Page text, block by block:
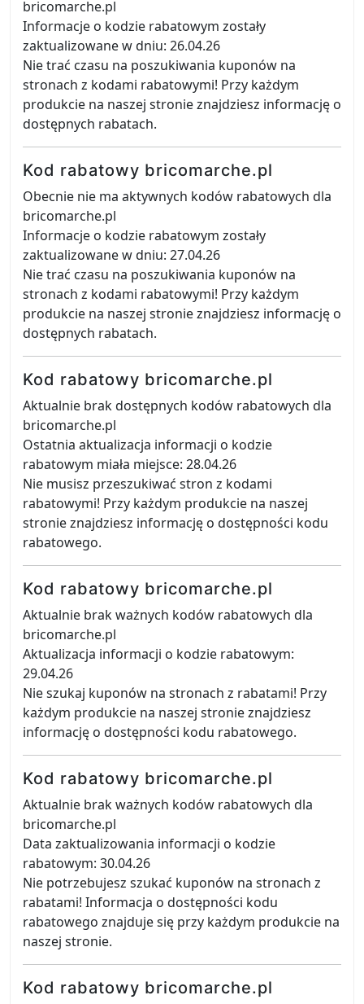
bricomarche.pl
Informacje o kodzie rabatowym zostały
zaktualizowane w dniu: 26.04.26
Nie trać czasu na poszukiwania kuponów na
stronach z kodami rabatowymi! Przy każdym
produkcie na naszej stronie znajdziesz informację o
dostępnych rabatach.
Kod rabatowy bricomarche.pl
Obecnie nie ma aktywnych kodów rabatowych dla
bricomarche.pl
Informacje o kodzie rabatowym zostały
zaktualizowane w dniu: 27.04.26
Nie trać czasu na poszukiwania kuponów na
stronach z kodami rabatowymi! Przy każdym
produkcie na naszej stronie znajdziesz informację o
dostępnych rabatach.
Kod rabatowy bricomarche.pl
Aktualnie brak dostępnych kodów rabatowych dla
bricomarche.pl
Ostatnia aktualizacja informacji o kodzie
rabatowym miała miejsce: 28.04.26
Nie musisz przeszukiwać stron z kodami
rabatowymi! Przy każdym produkcie na naszej
stronie znajdziesz informację o dostępności kodu
rabatowego.
Kod rabatowy bricomarche.pl
Aktualnie brak ważnych kodów rabatowych dla
bricomarche.pl
Aktualizacja informacji o kodzie rabatowym:
29.04.26
Nie szukaj kuponów na stronach z rabatami! Przy
każdym produkcie na naszej stronie znajdziesz
informację o dostępności kodu rabatowego.
Kod rabatowy bricomarche.pl
Aktualnie brak ważnych kodów rabatowych dla
bricomarche.pl
Data zaktualizowania informacji o kodzie
rabatowym: 30.04.26
Nie potrzebujesz szukać kuponów na stronach z
rabatami! Informacja o dostępności kodu
rabatowego znajduje się przy każdym produkcie na
naszej stronie.
Kod rabatowy bricomarche.pl